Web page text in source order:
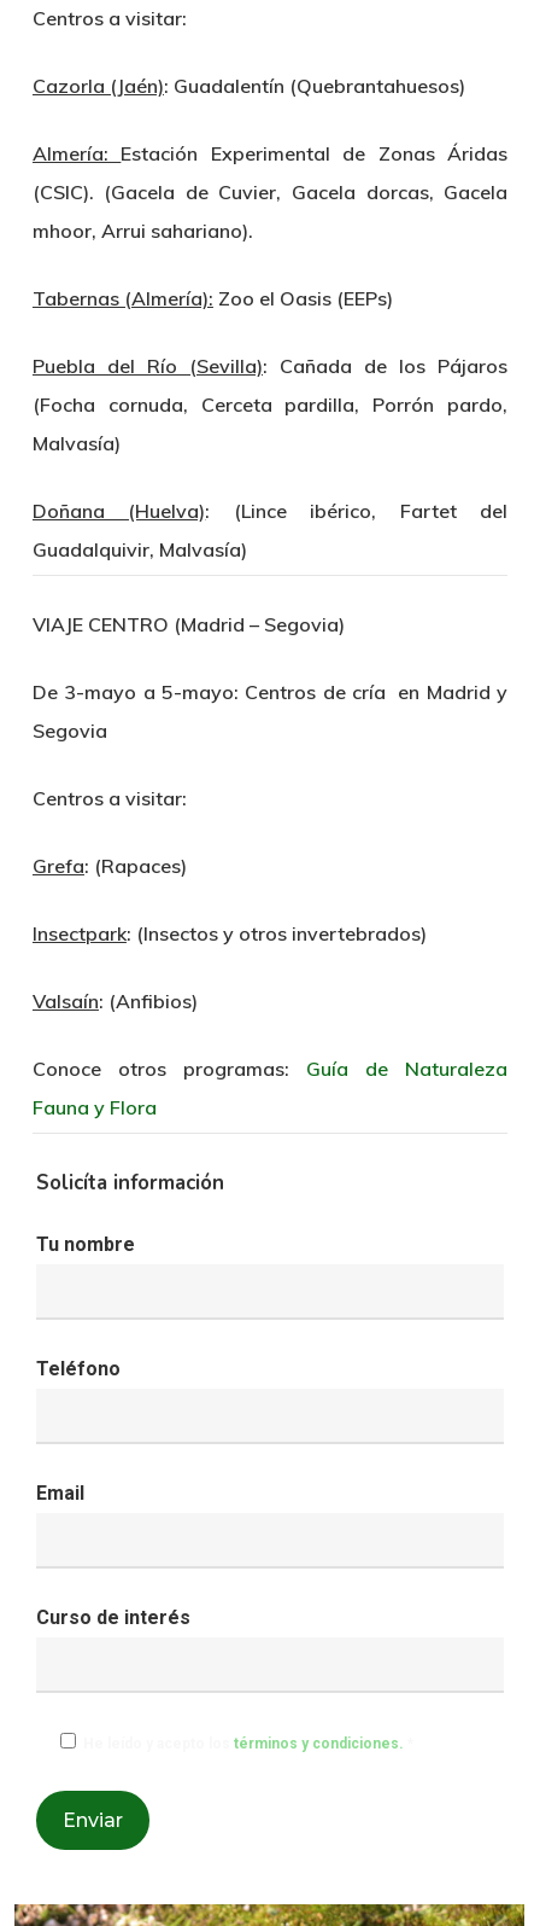
Centros a visitar:
Cazorla (Jaén): Guadalentín (Quebrantahuesos)
Almería: Estación Experimental de Zonas Áridas
(CSIC). (Gacela de Cuvier, Gacela dorcas, Gacela
mhoor, Arrui sahariano).
Tabernas (Almería): Zoo el Oasis (EEPs)
Puebla del Río (Sevilla): Cañada de los Pájaros
(Focha cornuda, Cerceta pardilla, Porrón pardo,
Malvasía)
Doñana (Huelva): (Lince ibérico, Fartet del
Guadalquivir, Malvasía)
VIAJE CENTRO (Madrid – Segovia)
De 3-mayo a 5-mayo: Centros de cría en Madrid y
Segovia
Centros a visitar:
Grefa: (Rapaces)
Insectpark: (Insectos y otros invertebrados)
Valsaín: (Anfibios)
Conoce otros programas: Guía de Naturaleza
Fauna y Flora
Solicíta información
Tu nombre
Teléfono
Email
Curso de interés
He leído y acepto lostérminos y condiciones.